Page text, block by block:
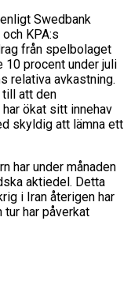
Swedbank
KPA:s
från spelbolaget
10 procent under juli
relativa avkastning.
till att den
ökat sitt innehav
skyldig att lämna ett
har under månaden
aktiedel. Detta
i Iran återigen har
har påverkat